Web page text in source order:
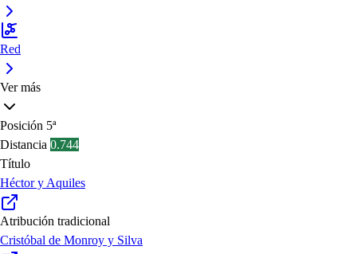
Red
Ver más
Posición 5ª
Distancia 0.744
Título
Héctor y Aquiles
Atribución tradicional
Cristóbal de Monroy y Silva